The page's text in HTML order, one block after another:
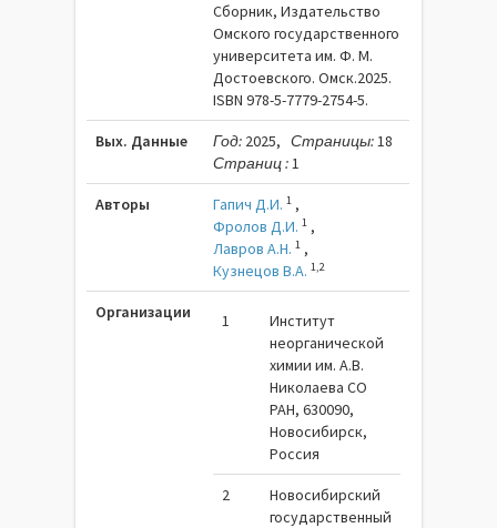
Сборник, Издательство
Омского государственного
университета им. Ф. М.
Достоевского. Омск.2025.
ISBN 978-5-7779-2754-5.
Вых. Данные Год: 2025, Страницы:18
Страниц :1
Авторы Гапич Д.И. 1 ,
Фролов Д.И. 1 ,
Лавров А.Н. 1 ,
Кузнецов В.А. 1,2
Организации 1
Институт
неорганической
химии им. А.В.
Николаева СО
РАН, 630090,
Новосибирск,
Россия
2
Новосибирский
государственный